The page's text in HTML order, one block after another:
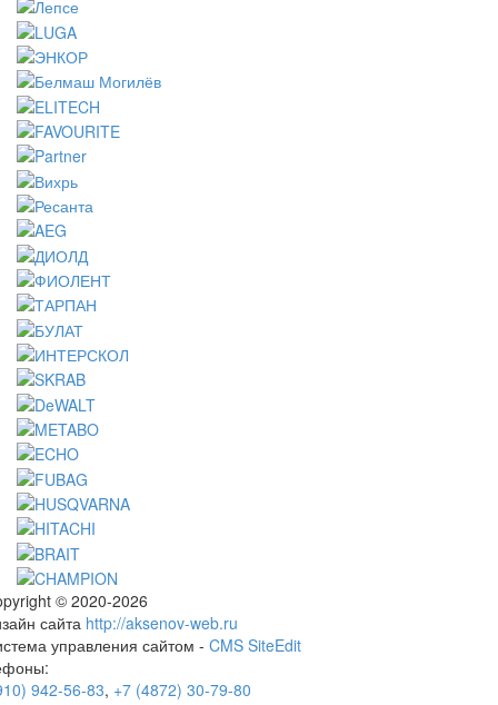
© 2020-2026
сайта http://aksenov-web.ru
управления сайтом - CMS SiteEdit
942-56-83, +7 (4872) 30-79-80